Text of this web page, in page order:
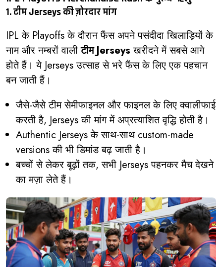
1. टीम Jerseys की ज़ोरदार मांग
IPL के Playoffs के दौरान फैंस अपने पसंदीदा खिलाड़ियों के
नाम और नम्बरों वालीटीम Jerseys खरीदने में सबसे आगे
होते हैं। ये Jerseys उत्साह से भरे फैंस के लिए एक पहचान
बन जाती हैं।
जैसे-जैसे टीम सेमीफाइनल और फाइनल के लिए क्वालीफाई
करती है, Jerseys की मांग में अप्रत्याशित वृद्धि होती है।
Authentic Jerseys के साथ-साथ custom-made
versions की भी डिमांड बढ़ जाती है।
बच्चों से लेकर बूढ़ों तक, सभी Jerseys पहनकर मैच देखने
का मज़ा लेते हैं।